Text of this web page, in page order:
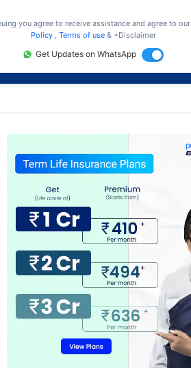
you agree to receive assistance and agree to our
Policy
Terms of use & +Disclaimer
Get Updates on WhatsApp